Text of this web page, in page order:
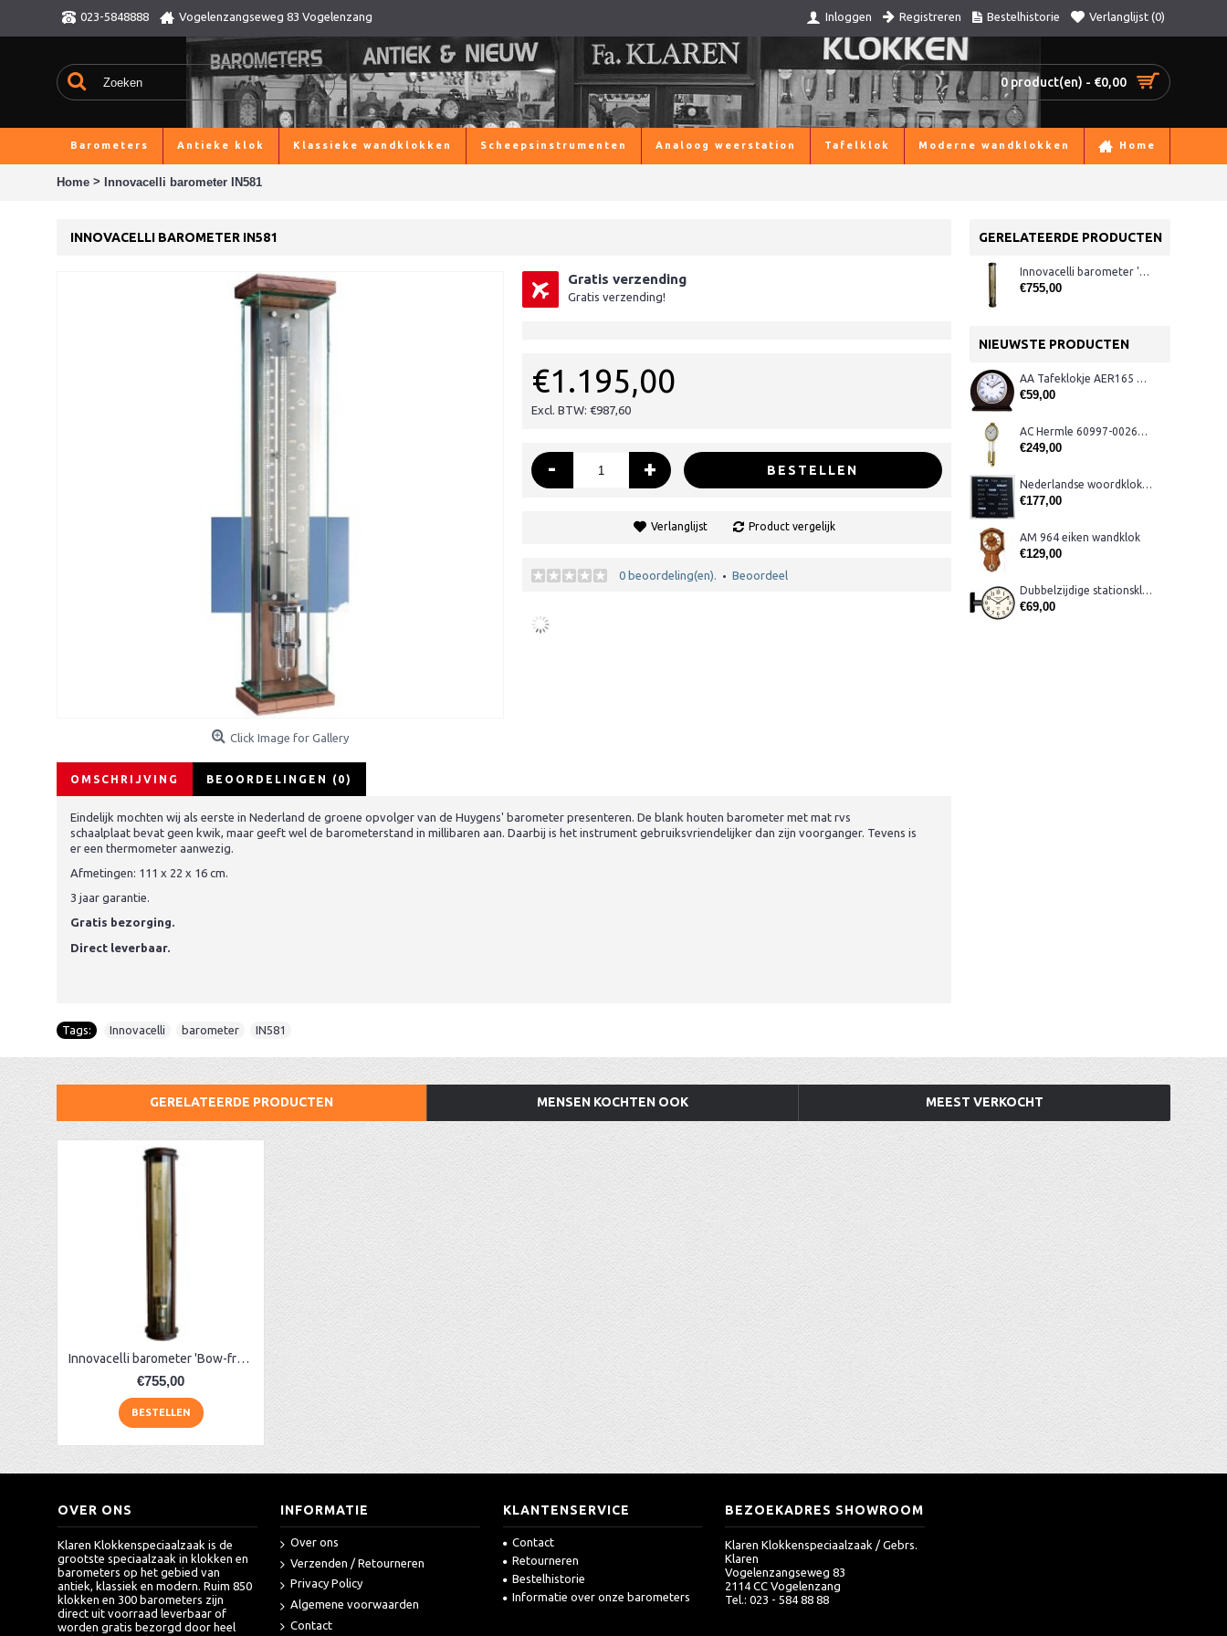
023-5848888 Vogelenzangseweg 83 Vogelenzang Inloggen Registreren Bestelhistorie Verlanglijst (0)
0 product(en) - €0,00
Barometers Antieke klok Klassieke wandklokken Scheepsinstrumenten Analoog weerstation Tafelklok Moderne wandklokken Home
Home > Innovacelli barometer IN581
GERELATEERDE PRODUCTEN
Innovacelli barometer 'Bow-front'
€755,00
NIEUWSTE PRODUCTEN
AA Tafeklokje AER165 noten
€59,00
AC Hermle 60997-00261 wandklok
€249,00
Nederlandse woordklok zwart AMS 1265
€177,00
AM 964 eiken wandklok
€129,00
Dubbelzijdige stationsklok metaal 1879
€69,00
INNOVACELLI BAROMETER IN581
Click Image for Gallery
Gratis verzending
Gratis verzending!
€1.195,00
Excl. BTW: €987,60
- + BESTELLEN
Verlanglijst Product vergelijk
0 beoordeling(en). • Beoordeel
OMSCHRIJVING BEOORDELINGEN (0)
Eindelijk mochten wij als eerste in Nederland de groene opvolger van de Huygens' barometer presenteren. De blank houten barometer met mat rvs
schaalplaat bevat geen kwik, maar geeft wel de barometerstand in millibaren aan. Daarbij is het instrument gebruiksvriendelijker dan zijn voorganger. Tevens is
er een thermometer aanwezig.
Afmetingen: 111 x 22 x 16 cm.
3 jaar garantie.
Gratis bezorging.
Direct leverbaar.
Tags: Innovacelli barometer IN581
GERELATEERDE PRODUCTEN MENSEN KOCHTEN OOK MEEST VERKOCHT
Innovacelli barometer 'Bow-front'
€755,00
BESTELLEN
OVER ONS
Klaren Klokkenspeciaalzaak is de
grootste speciaalzaak in klokken en
barometers op het gebied van
antiek, klassiek en modern. Ruim 850
klokken en 300 barometers zijn
direct uit voorraad leverbaar of
worden gratis bezorgd door heel
INFORMATIE
Over ons
Verzenden / Retourneren
Privacy Policy
Algemene voorwaarden
Contact
KLANTENSERVICE
Contact
Retourneren
Bestelhistorie
Informatie over onze barometers
BEZOEKADRES SHOWROOM
Klaren Klokkenspeciaalzaak / Gebrs.
Klaren
Vogelenzangseweg 83
2114 CC Vogelenzang
Tel.: 023 - 584 88 88